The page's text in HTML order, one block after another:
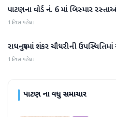
પાટણ
પાટણના વોર્ડ નં. 6 માં બિસ્માર
1 દિવસ પહેલા
પાટણ
રાધનપુરમાં શંકર ચૌધરીની
1 દિવસ પહેલા
પાટણના વધુ સમાચાર